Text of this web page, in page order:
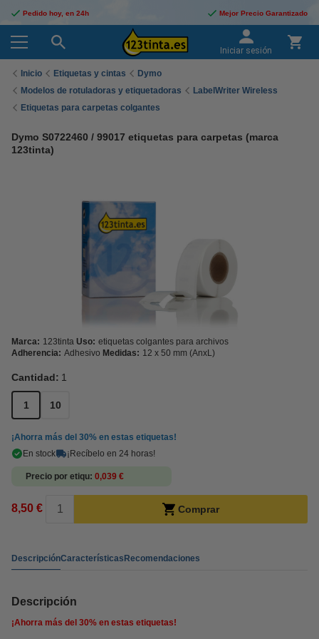
Pedido hoy, en 24h Mejor Precio Garantizado
Iniciar sesión
Inicio Etiquetas y cintas
Dymo
Modelos de rotuladoras y etiquetadoras
LabelWriter Wireless
Etiquetas para carpetas colgantes
Dymo S0722460 / 99017 etiquetas para carpetas (marca
123tinta)
Marca: 123tinta Uso: etiquetas colgantes para archivos
Adherencia: Adhesivo Medidas: 12 x 50 mm (AnxL)
Cantidad: 1
1 10
¡Ahorra más del 30% en estas etiquetas!
En stock
¡Recíbelo en 24 horas!
Precio por etiqu 0,039 €
8,50 € Comprar
DescripciónCaracterísticasRecomendaciones
Descripción
¡Ahorra más del 30% en estas etiquetas!